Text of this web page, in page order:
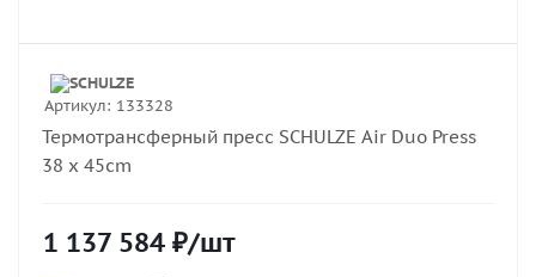
Артикул: 133328
Термотрансферный пресс SCHULZE Air Duo Press
38 x 45cm
1 137 584 ₽/шт